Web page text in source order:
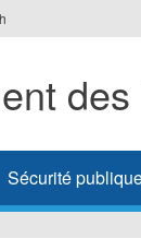
Sécurité